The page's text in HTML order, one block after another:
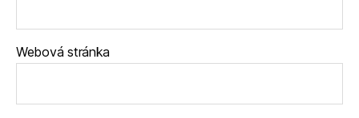
Webová stránka